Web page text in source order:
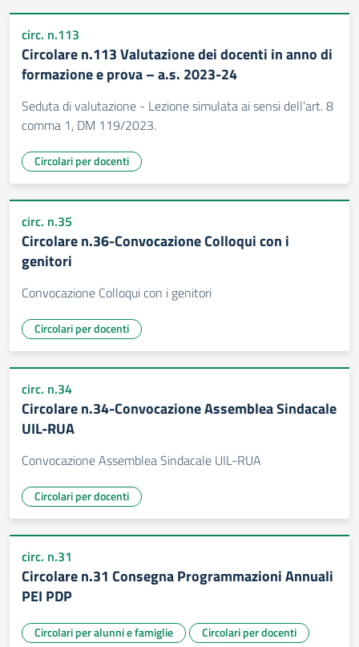
circ. n.113
Circolare n.113 Valutazione dei docenti in anno di
formazione e prova – a.s. 2023-24
Seduta di valutazione - Lezione simulata ai sensi dell’art. 8
comma 1, DM 119/2023.
Circolari per docenti
circ. n.35
Circolare n.36-Convocazione Colloqui con i
genitori
Convocazione Colloqui con i genitori
Circolari per docenti
circ. n.34
Circolare n.34-Convocazione Assemblea Sindacale
UIL-RUA
Convocazione Assemblea Sindacale UIL-RUA
Circolari per docenti
circ. n.31
Circolare n.31 Consegna Programmazioni Annuali
PEI PDP
Circolari per alunni e famiglie Circolari per docenti